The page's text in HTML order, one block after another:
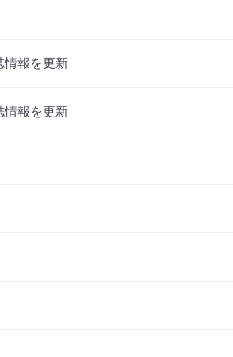
情報を更新
情報を更新